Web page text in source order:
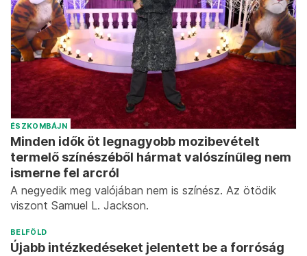
ÉSZKOMBÁJN
Minden idők öt legnagyobb mozibevételt
termelő színészéből hármat valószínűleg nem
ismerne fel arcról
A negyedik meg valójában nem is színész. Az ötödik
viszont Samuel L. Jackson.
BELFÖLD
Újabb intézkedéseket jelentett be a forróság